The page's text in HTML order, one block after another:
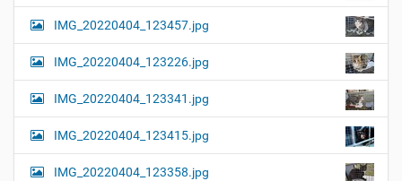
e
…
n
IMG_20220404_123457.jpg
IMG_20220404_123226.jpg
IMG_20220404_123341.jpg
IMG_20220404_123415.jpg
IMG_20220404_123358.jpg